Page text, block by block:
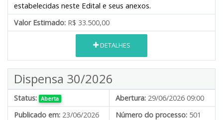
estabelecidas neste Edital e seus anexos.
Valor Estimado: R$ 33.500,00
DETALHES
Dispensa 30/2026
Status: Aberta Abertura: 29/06/2026 09:00
Publicado em: 23/06/2026 Número do processo: 501